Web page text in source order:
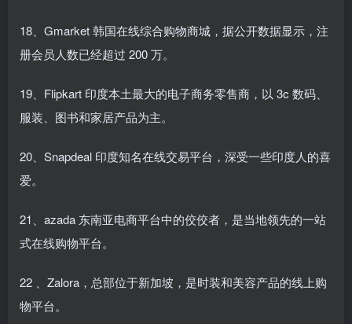
18、Gmarket 韩国在线综合购物商城，据公开数据显示，注
册会员人数已经超过 200 万。
19、Flipkart 印度本土最大的电子商务零售商，以 3c 数码、
服装、图书和家居产品为主。
20、Snapdeal 印度知名在线交易平台，深受一些印度人的喜
爱。
21、azada 东南亚电商平台中的佼佼者，是当地领先的一站
式在线购物平台。
22 、Zalora，总部位于新加坡，是时装和美容产品的线上购
物平台。